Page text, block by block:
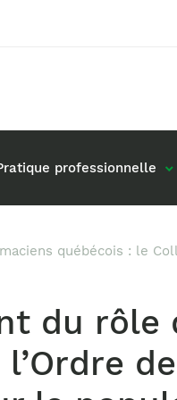
Rôle du
professionnelle
Gestion de mon dossier
Exercice en société
Commande de matériel
québécois : le
du rôle